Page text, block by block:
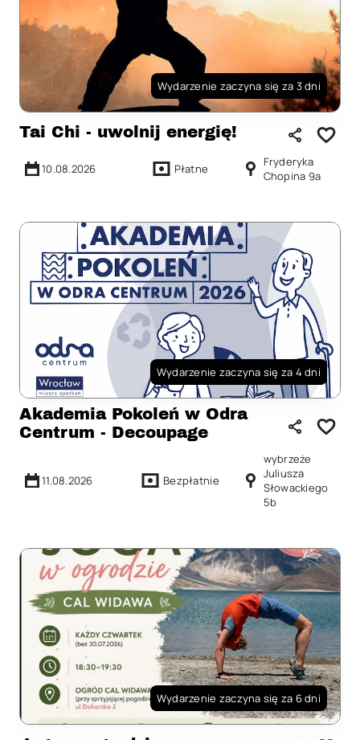
Wydarzenie zaczyna się za 3 dni
Tai Chi - uwolnij energię!
10.08.2026 Płatne
Fryderyka
Chopina 9a
Wydarzenie zaczyna się za 4 dni
Akademia Pokoleń w Odra
Centrum - Decoupage
11.08.2026 Bezpłatnie
wybrzeże
Juliusza
Słowackiego
5b
Wydarzenie zaczyna się za 6 dni